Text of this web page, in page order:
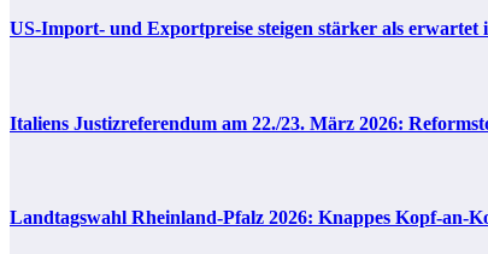
US-Import- und Exportpreise steigen stärker als
Italiens Justizreferendum am 22./23. März 2026:
Landtagswahl Rheinland-Pfalz 2026: Knappes Kopf-an-